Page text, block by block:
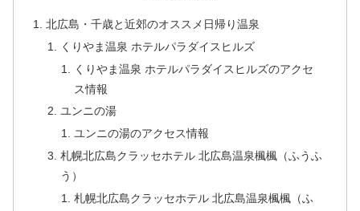
北広島・千歳と近郊のオススメ日帰り温泉
くりやま温泉 ホテルパラダイスヒルズ
くりやま温泉 ホテルパラダイスヒルズのアクセ
ス情報
ユンニの湯
ユンニの湯のアクセス情報
札幌北広島クラッセホテル 北広島温泉楓楓（ふうふ
う）
札幌北広島クラッセホテル 北広島温泉楓楓（ふ